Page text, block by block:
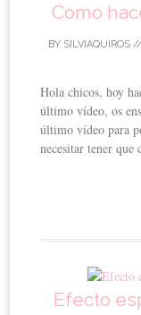
Como
BY SILVIAQUIROS//
Hola chicos, hoy
último vídeo, os
último vídeo para
necesitar tener
Efecto